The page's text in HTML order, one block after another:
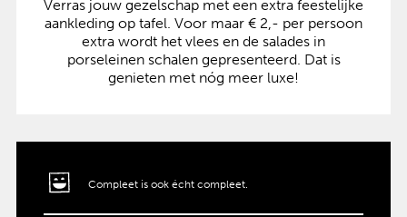
Verras jouw gezelschap met een extra feestelijke
aankleding op tafel. Voor maar € 2,- per persoon
extra wordt het vlees en de salades in
porseleinen schalen gepresenteerd. Dat is
genieten met nóg meer luxe!
Compleet is ook écht compleet.